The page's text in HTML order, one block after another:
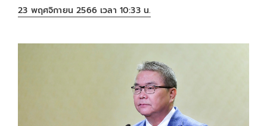
23 พฤศจิกายน 2566 เวลา 10:33 น.